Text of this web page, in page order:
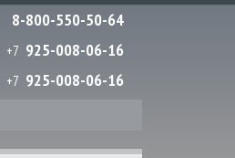
8-800-550-50-64
+7 925-008-06-16
+7 925-008-06-16